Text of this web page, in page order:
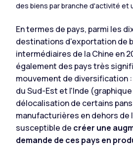
des biens par branche d'activité et
En termes de pays, parmi les
destinations d'exportation de
intermédiaires de la Chine en
également des pays très
mouvement de diversification
du Sud-Est et l'Inde (graphique
délocalisation de certains
manufacturières en dehors de
susceptible de créer une
demande de ces pays en